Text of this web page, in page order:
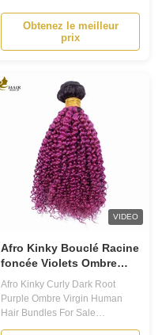
Description The Virgin Human
Hair Weft is a high-quality hair
product that guarantees a
natural and beautiful look. It is
which is known for its softness,
durability, and versatility. With a
Obtenez le meilleur
prix
VIDEO
Afro Kinky Bouclé Racine
foncée Violets Ombre
Vierge Boucles de
cheveux humains À
vendre
Afro Kinky Curly Dark Root
Purple Ombre Virgin Human
Hair Bundles For Sale
Application1. Our Virgin Human